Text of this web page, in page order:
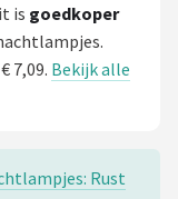
is goedkoper
7,09. Bekijk alle
Rust